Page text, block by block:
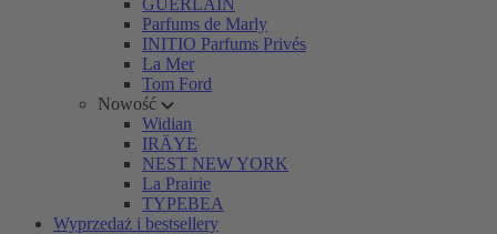
GUERLAIN
Parfums de Marly
INITIO Parfums Privés
La Mer
Tom Ford
Nowość
Widian
IRÄYE
NEST NEW YORK
La Prairie
TYPEBEA
Wyprzedaż i bestsellery